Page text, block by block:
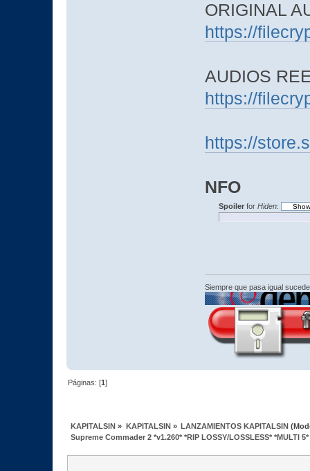
ORIGINAL
https://
AUDIOS
https://
https://
NFO
Spoilerfor Hiden:
Siempre que pasa igual
Páginas: [1]
KAPITALSIN » KAPITALSIN » LANZAMIENTOS KAPITALSIN
Supreme Commader 2 *v1.260* *RIP LOSSY/LOSSLESS* *MULTI 5*